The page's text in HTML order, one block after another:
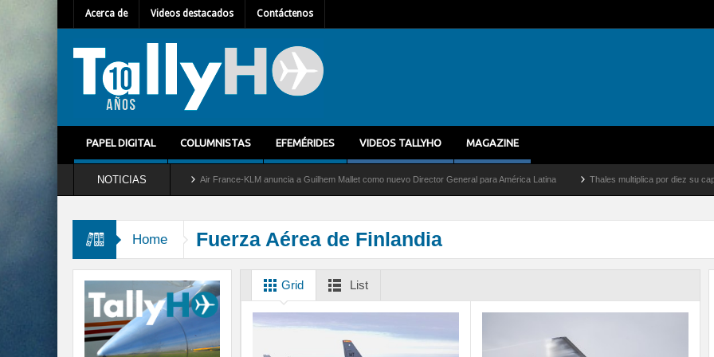
Acerca de Videos destacados Contáctenos
PAPEL DIGITAL COLUMNISTAS EFEMÉRIDES VIDEOS TALLYHO MAGAZINE
NOTICIAS
del servicio al C-2 Greyhound Air France-KLM anuncia a Guilhem Mallet como nuevo Director General para América Latina Thales multiplica por diez su capacidad
Home Fuerza Aérea de Finlandia
Grid List